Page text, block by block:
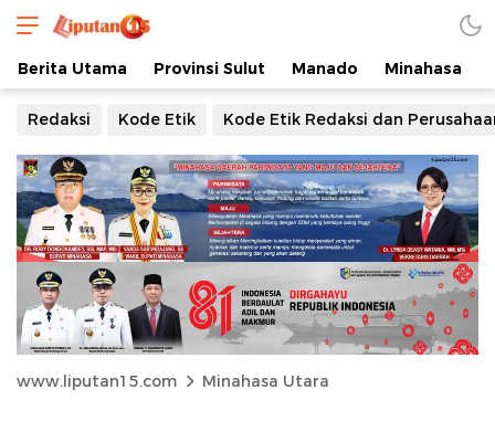
Berita Utama Provinsi Sulut Manado Minahasa
Redaksi Kode Etik Kode Etik Redaksi dan
www.liputan15.com Minahasa Utara